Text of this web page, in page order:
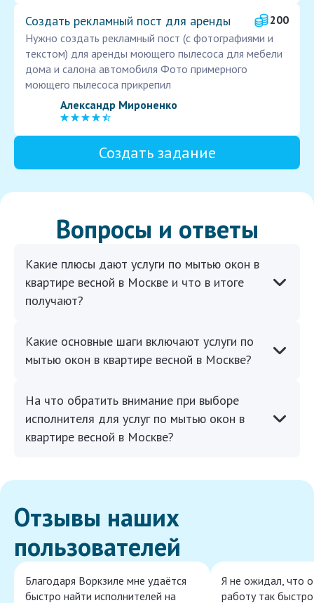
Создать рекламный пост для аренды
200
Нужно создать рекламный пост (с фотографиями и
текстом) для аренды моющего пылесоса для мебели
дома и салона автомобиля Фото примерного
моющего пылесоса прикрепил
Александр Мироненко
Создать задание
Вопросы и ответы
Какие плюсы дают услуги по мытью окон в
квартире весной в Москве и что в итоге
получают?
Какие основные шаги включают услуги по
мытью окон в квартире весной в Москве?
На что обратить внимание при выборе
исполнителя для услуг по мытью окон в
квартире весной в Москве?
Отзывы наших
пользователей
Благодаря Воркзиле мне удаётся
быстро найти исполнителей на
Я не ожидал, что
работу так